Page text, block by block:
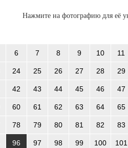
Нажмите на фотографию для её
6 7 8 9 10 11
24 25 26 27 28 29
42 43 44 45 46 47
60 61 62 63 64 65
78 79 80 81 82 83
96 97 98 99 100 101